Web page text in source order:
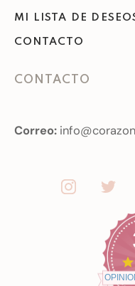
MI LISTA DE
CONTACTO
CONTACTO
Correo: